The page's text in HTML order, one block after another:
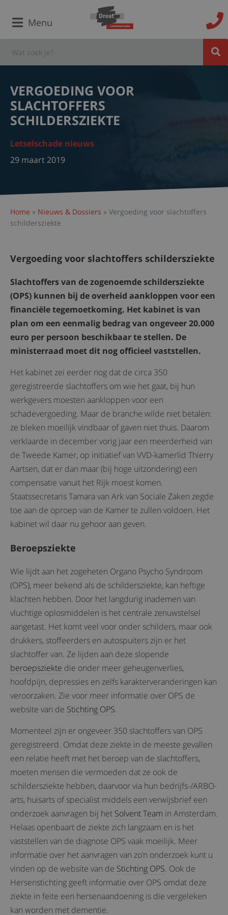
Menu
VERGOEDING VOOR
SLACHTOFFERS
SCHILDERSZIEKTE
Letselschade nieuws
29 maart 2019
Home » Nieuws & Dossiers » Vergoeding voor slachtoffers
schildersziekte
Vergoeding voor slachtoffers schildersziekte
Slachtoffers van de zogenoemde schildersziekte
(OPS) kunnen bij de overheid aankloppen voor een
financiële tegemoetkoming. Het kabinet is van
plan om een eenmalig bedrag van ongeveer 20.000
euro per persoon beschikbaar te stellen. De
ministerraad moet dit nog officieel vaststellen.
Het kabinet zei eerder nog dat de circa 350
geregistreerde slachtoffers om wie het gaat, bij hun
werkgevers moesten aankloppen voor een
schadevergoeding. Maar de branche wilde niet betalen:
ze bleken moeilijk vindbaar of gaven niet thuis. Daarom
verklaarde in december vorig jaar een meerderheid van
de Tweede Kamer, op initiatief van VVD-kamerlid Thierry
Aartsen, dat er dan maar (bij hoge uitzondering) een
compensatie vanuit het Rijk moest komen.
Staatssecretaris Tamara van Ark van Sociale Zaken zegde
toe aan de oproep van de Kamer te zullen voldoen. Het
kabinet wil daar nu gehoor aan geven.
Beroepsziekte
Wie lijdt aan het zogeheten Organo Psycho Syndroom
(OPS), meer bekend als de schildersziekte, kan heftige
klachten hebben. Door het langdurig inademen van
vluchtige oplosmiddelen is het centrale zenuwstelsel
aangetast. Het komt veel voor onder schilders, maar ook
drukkers, stoffeerders en autospuiters zijn er het
slachtoffer van. Ze lijden aan deze slopende
beroepsziekte die onder meer geheugenverlies,
hoofdpijn, depressies en zelfs karakterveranderingen kan
veroorzaken. Zie voor meer informatie over OPS de
website van de Stichting OPS.
Momenteel zijn er ongeveer 350 slachtoffers van OPS
geregistreerd. Omdat deze ziekte in de meeste gevallen
een relatie heeft met het beroep van de slachtoffers,
moeten mensen die vermoeden dat ze ook de
schildersziekte hebben, daarvoor via hun bedrijfs-/ARBO-
arts, huisarts of specialist middels een verwijsbrief een
onderzoek aanvragen bij het Solvent Team in Amsterdam.
Helaas openbaart de ziekte zich langzaam en is het
vaststellen van de diagnose OPS vaak moeilijk. Meer
informatie over het aanvragen van zo’n onderzoek kunt u
vinden op de website van de Stichting OPS. Ook de
Hersenstichting geeft informatie over OPS omdat deze
ziekte in feite een hersenaandoening is die vergeleken
kan worden met dementie.